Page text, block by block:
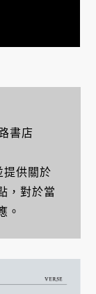
書店
提供關於
，對於當
。